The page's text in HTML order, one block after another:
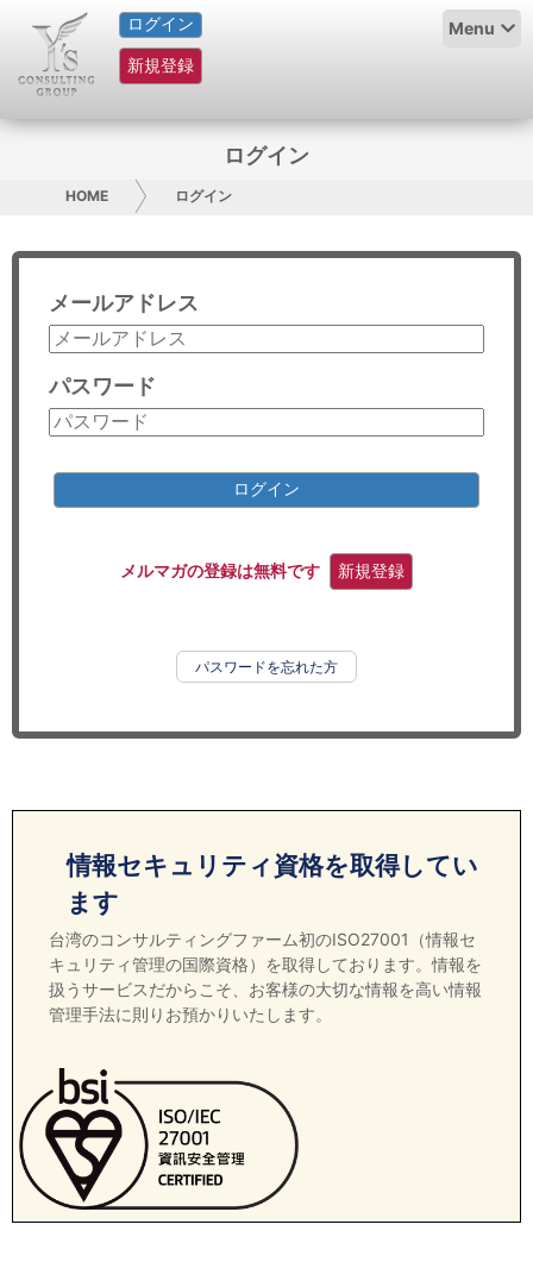
ログイン
新規登録
Menu
HOME
サービス紹介
グループ概要
採用情報
お問い合わせ
コンサルティング
リサーチ
ログイン
HOME ログイン
メールアドレス
パスワード
ログイン
メルマガの登録は無料です 新規登録
パスワードを忘れた方
情報セキュリティ資格を取得してい
ます
台湾のコンサルティングファーム初のISO27001（情報セ
キュリティ管理の国際資格）を取得しております。情報を
扱うサービスだからこそ、お客様の大切な情報を高い情報
管理手法に則りお預かりいたします。